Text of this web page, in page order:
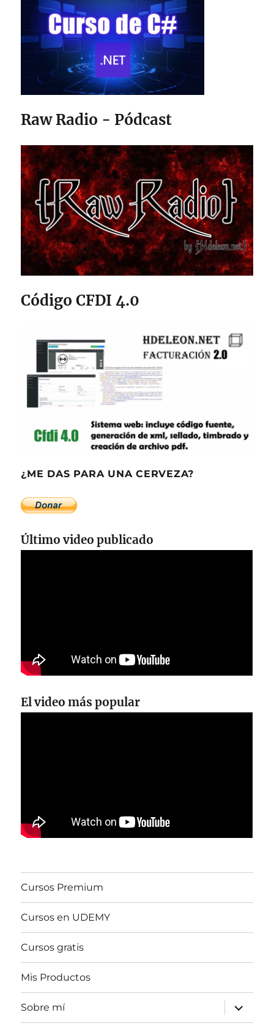
Raw Radio - Pódcast
Código CFDI 4.0
¿ME DAS PARA UNA CERVEZA?
Último video publicado
El video más popular
Cursos Premium
Cursos en UDEMY
Cursos gratis
Mis Productos
Sobre mí
expande
el
menú